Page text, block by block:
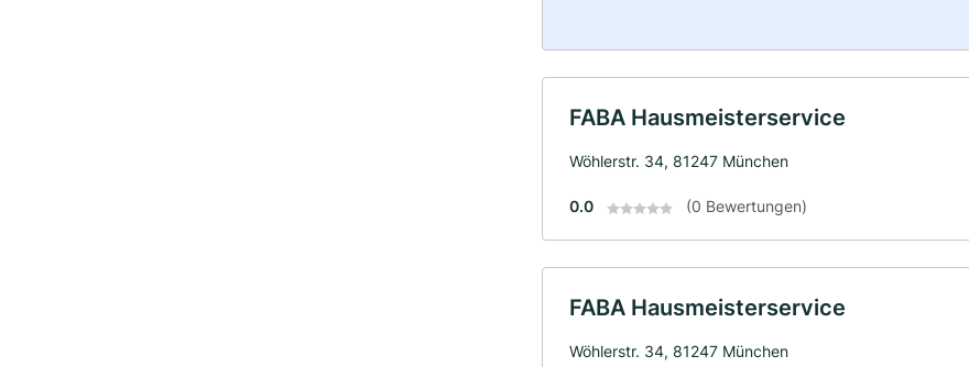
FABA Hausmeisterservice
Wöhlerstr. 34, 81247 München
0.0 (0 Bewertungen)
FABA Hausmeisterservice
Wöhlerstr. 34, 81247 München